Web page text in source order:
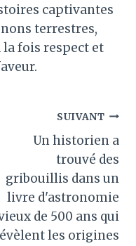
captivantes
terrestres,
fois respect et
SUIVANT
Un historien a
trouvé des
gribouillis dans un
livre d'astronomie
de 500 ans qui
les origines